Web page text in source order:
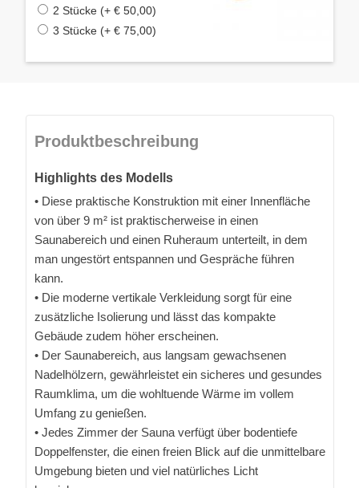
2 Stücke (+ € 50,00)
3 Stücke (+ € 75,00)
Produktbeschreibung
Highlights des Modells
• Diese praktische Konstruktion mit einer Innenfläche
von über 9 m² ist praktischerweise in einen
Saunabereich und einen Ruheraum unterteilt, in dem
man ungestört entspannen und Gespräche führen
kann.
• Die moderne vertikale Verkleidung sorgt für eine
zusätzliche Isolierung und lässt das kompakte
Gebäude zudem höher erscheinen.
• Der Saunabereich, aus langsam gewachsenen
Nadelhölzern, gewährleistet ein sicheres und gesundes
Raumklima, um die wohltuende Wärme im vollem
Umfang zu genießen.
• Jedes Zimmer der Sauna verfügt über bodentiefe
Doppelfenster, die einen freien Blick auf die unmittelbare
Umgebung bieten und viel natürliches Licht